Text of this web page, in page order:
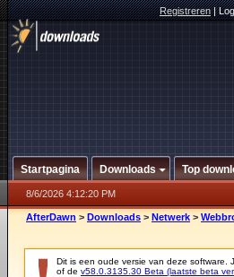
Registreren|
Startpagina Downloads Top
8/6/2026 4:12:20 PM
AfterDawn > Downloads > Netwerk >
Dit is een oude versie van deze software.
of de v58.0.3135.30 Beta (laatste beta